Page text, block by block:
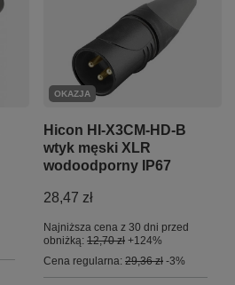
OKAZJA
Hicon HI-X3CM-HD-B
wtyk męski XLR
wodoodporny IP67
28,47 zł
Najniższa cena z 30 dni przed
obniżką: 12,70 zł +124%
Cena regularna: 29,36 zł -3%